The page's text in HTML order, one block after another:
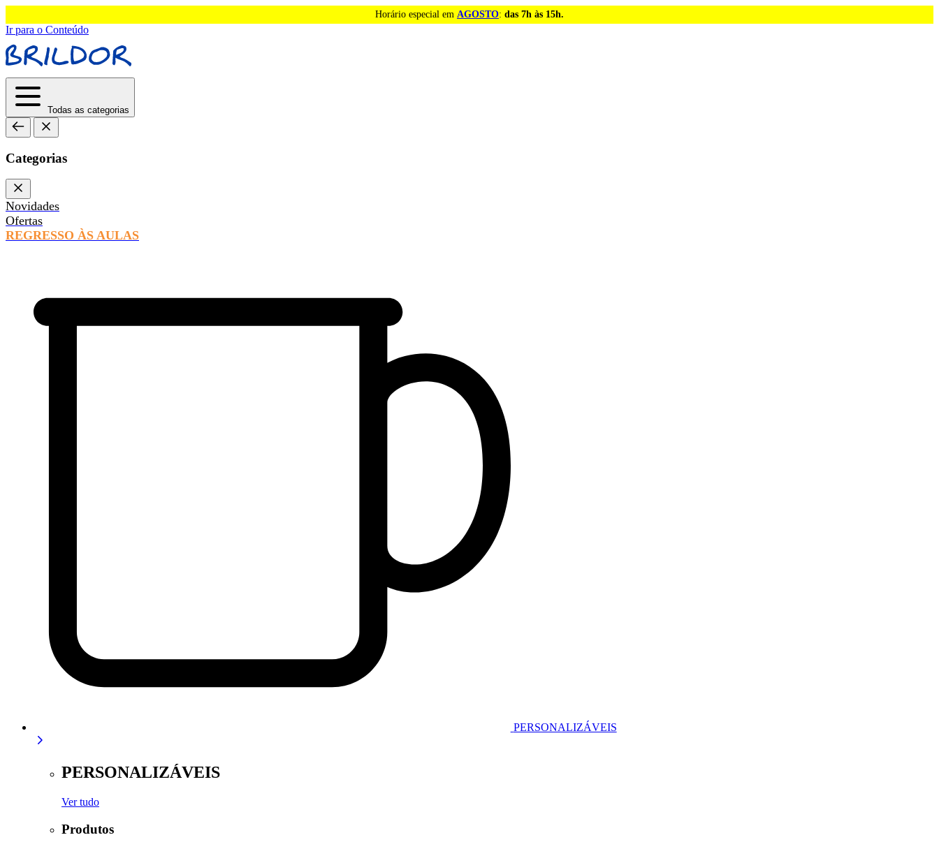
Horário especial em AGOSTO: das 7h às 15h.
Ir para o Conteúdo
Todas as categorias
Categorias
Novidades
Ofertas
REGRESSO ÀS AULAS
PERSONALIZÁVEIS
PERSONALIZÁVEIS
Ver tudo
Produtos